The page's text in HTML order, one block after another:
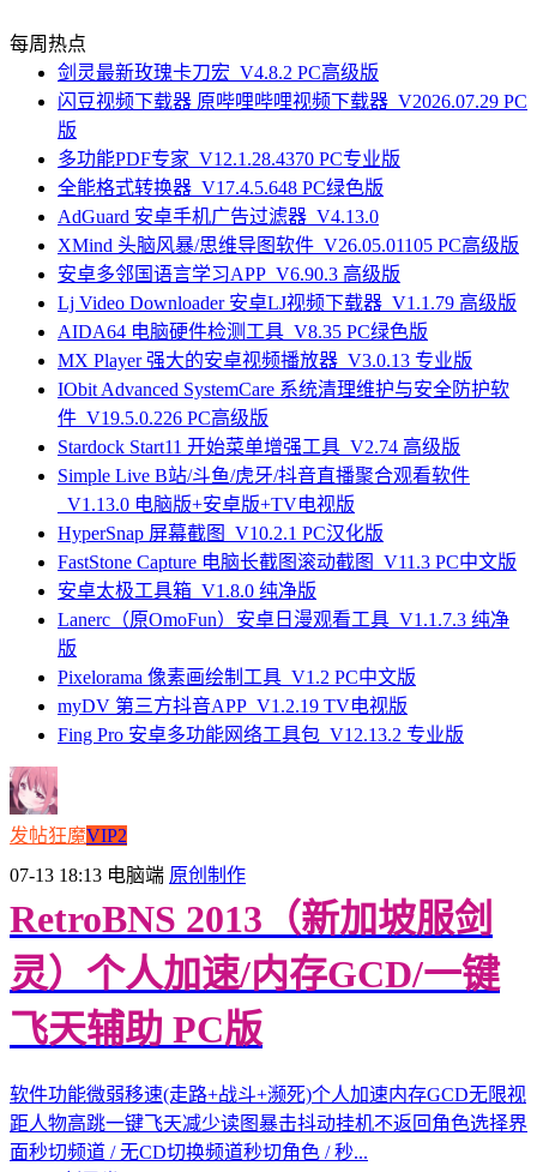
每周热点
剑灵最新玫瑰卡刀宏_V4.8.2 PC高级版
闪豆视频下载器 原哔哩哔哩视频下载器_V2026.07.29 PC
版
多功能PDF专家_V12.1.28.4370 PC专业版
全能格式转换器_V17.4.5.648 PC绿色版
AdGuard 安卓手机广告过滤器_V4.13.0
XMind 头脑风暴/思维导图软件_V26.05.01105 PC高级版
安卓多邻国语言学习APP_V6.90.3 高级版
Lj Video Downloader 安卓LJ视频下载器_V1.1.79 高级版
AIDA64 电脑硬件检测工具_V8.35 PC绿色版
MX Player 强大的安卓视频播放器_V3.0.13 专业版
IObit Advanced SystemCare 系统清理维护与安全防护软
件_V19.5.0.226 PC高级版
Stardock Start11 开始菜单增强工具_V2.74 高级版
Simple Live B站/斗鱼/虎牙/抖音直播聚合观看软件
_V1.13.0 电脑版+安卓版+TV电视版
HyperSnap 屏幕截图_V10.2.1 PC汉化版
FastStone Capture 电脑长截图滚动截图_V11.3 PC中文版
安卓太极工具箱_V1.8.0 纯净版
Lanerc（原OmoFun）安卓日漫观看工具_V1.1.7.3 纯净
版
Pixelorama 像素画绘制工具_V1.2 PC中文版
myDV 第三方抖音APP_V1.2.19 TV电视版
Fing Pro 安卓多功能网络工具包_V12.13.2 专业版
发帖狂魔VIP2
07-13 18:13 电脑端 原创制作
RetroBNS 2013（新加坡服剑
灵）个人加速/内存GCD/一键
飞天辅助 PC版
软件功能微弱移速(走路+战斗+濒死)个人加速内存GCD无限视
距人物高跳一键飞天减少读图暴击抖动挂机不返回角色选择界
面秒切频道 / 无CD切换频道秒切角色 / 秒...